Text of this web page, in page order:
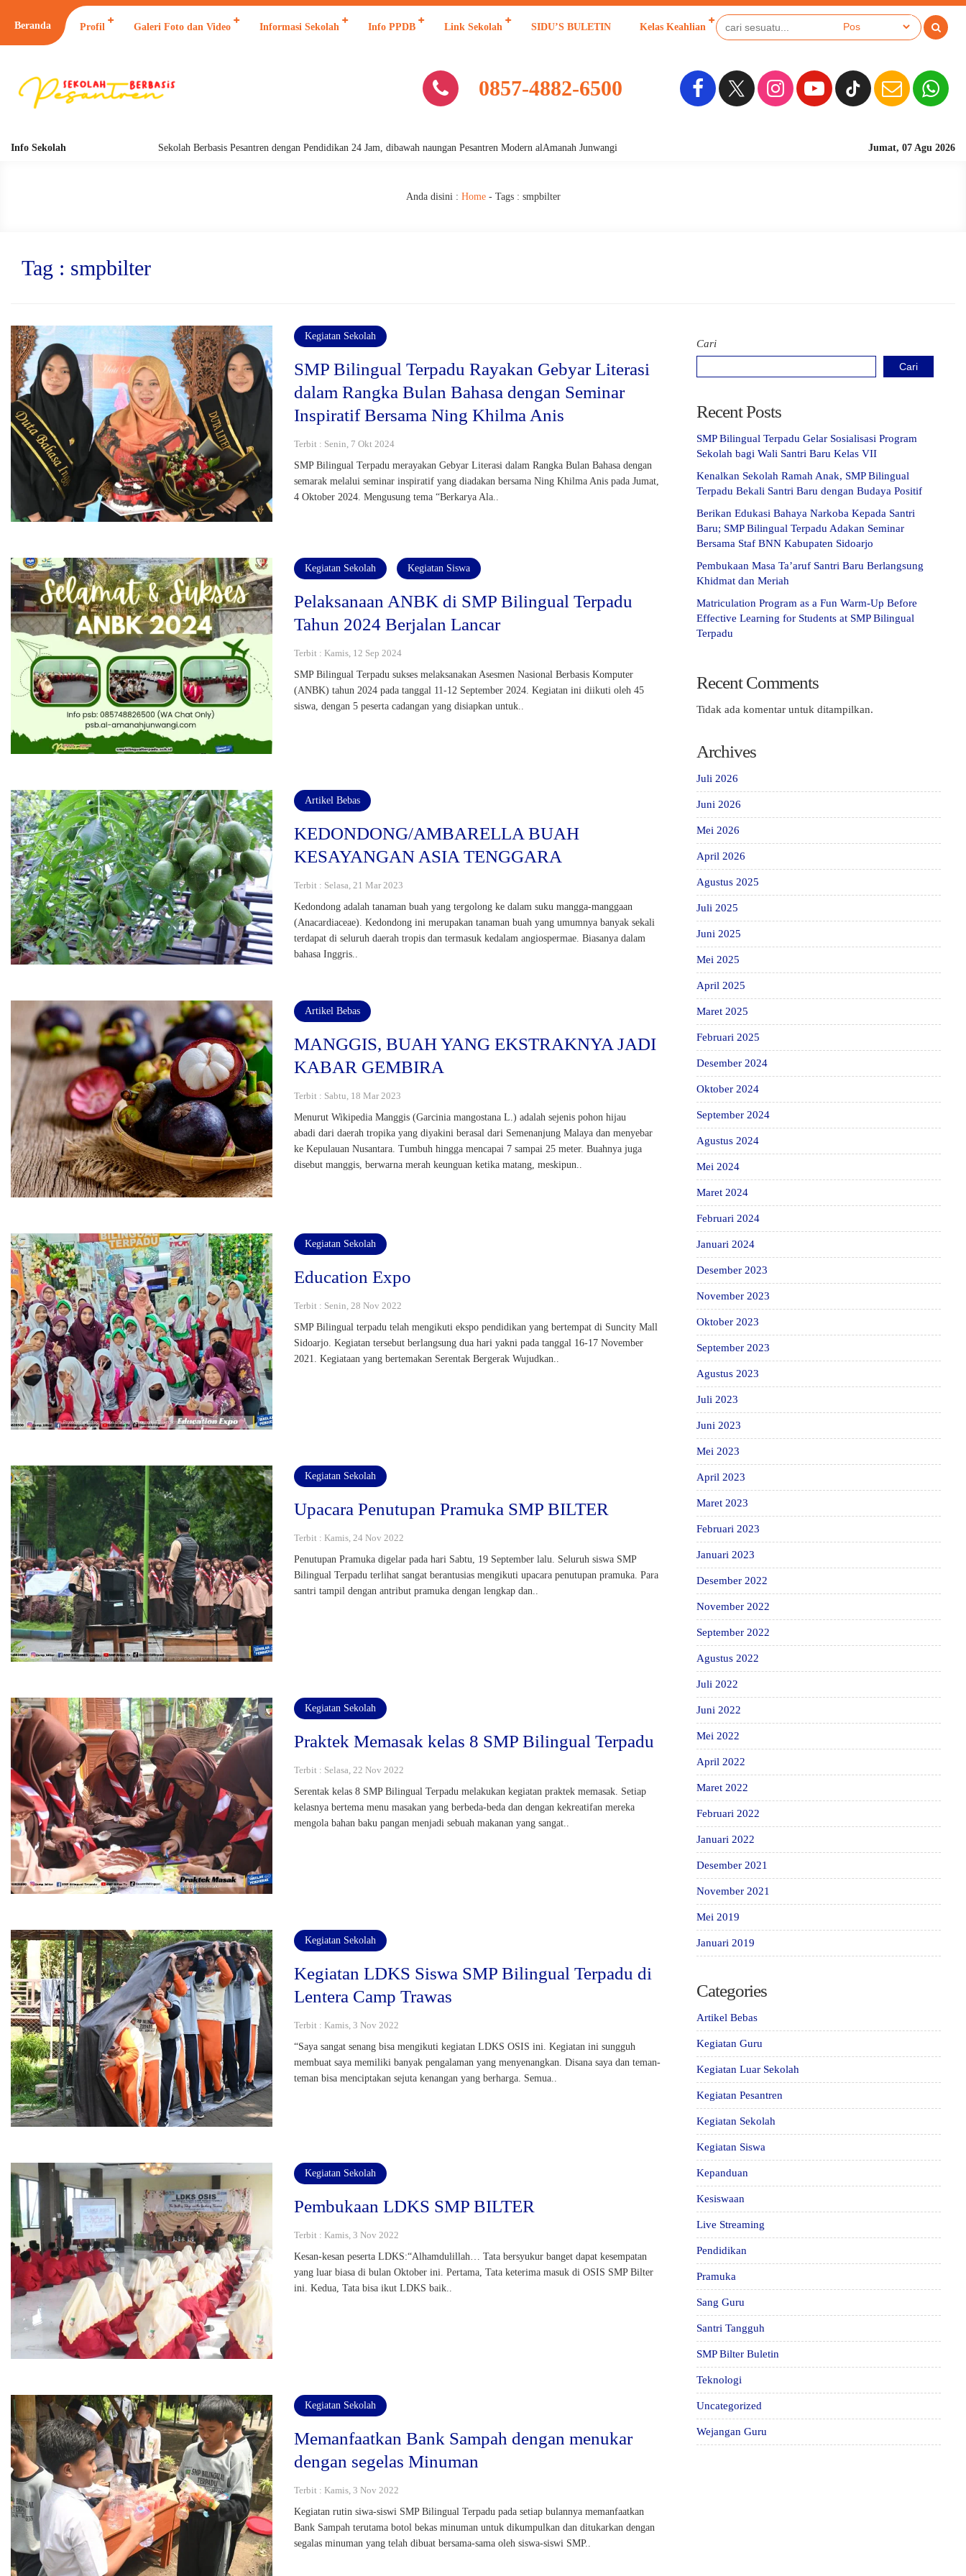
Beranda Profil Galeri Foto dan Video Informasi Sekolah Info PPDB Link Sekolah SIDU’S BULETIN Kelas Keahlian
0857-4882-6500
Info Sekolah Jumat, 07 Agu 2026
Sekolah Berbasis
Sekolah Berbasis Pesantren dengan Pendidikan 24 Jam, dibawah naungan Pesantren Modern alAmanah Junwangi
Anda disini : Home- Tags : smpbilter
Tag : smpbilter
Kegiatan Sekolah
SMP Bilingual Terpadu Rayakan Gebyar Literasi
dalam Rangka Bulan Bahasa dengan Seminar
Inspiratif Bersama Ning Khilma Anis
Terbit : Senin, 7 Okt 2024
SMP Bilingual Terpadu merayakan Gebyar Literasi dalam Rangka Bulan Bahasa dengan
semarak melalui seminar inspiratif yang diadakan bersama Ning Khilma Anis pada Jumat,
4 Oktober 2024. Mengusung tema “Berkarya Ala..
Kegiatan Sekolah Kegiatan Siswa
Pelaksanaan ANBK di SMP Bilingual Terpadu
Tahun 2024 Berjalan Lancar
Terbit : Kamis, 12 Sep 2024
SMP Bilingual Terpadu sukses melaksanakan Asesmen Nasional Berbasis Komputer
(ANBK) tahun 2024 pada tanggal 11-12 September 2024. Kegiatan ini diikuti oleh 45
siswa, dengan 5 peserta cadangan yang disiapkan untuk..
Artikel Bebas
KEDONDONG/AMBARELLA BUAH
KESAYANGAN ASIA TENGGARA
Terbit : Selasa, 21 Mar 2023
Kedondong adalah tanaman buah yang tergolong ke dalam suku mangga-manggaan
(Anacardiaceae). Kedondong ini merupakan tanaman buah yang umumnya banyak sekali
terdapat di seluruh daerah tropis dan termasuk kedalam angiospermae. Biasanya dalam
bahasa Inggris..
Artikel Bebas
MANGGIS, BUAH YANG EKSTRAKNYA JADI
KABAR GEMBIRA
Terbit : Sabtu, 18 Mar 2023
Menurut Wikipedia Manggis (Garcinia mangostana L.) adalah sejenis pohon hijau
abadi dari daerah tropika yang diyakini berasal dari Semenanjung Malaya dan menyebar
ke Kepulauan Nusantara. Tumbuh hingga mencapai 7 sampai 25 meter. Buahnya juga
disebut manggis, berwarna merah keunguan ketika matang, meskipun..
Kegiatan Sekolah
Education Expo
Terbit : Senin, 28 Nov 2022
SMP Bilingual terpadu telah mengikuti ekspo pendidikan yang bertempat di Suncity Mall
Sidoarjo. Kegiatan tersebut berlangsung dua hari yakni pada tanggal 16-17 November
2021. Kegiataan yang bertemakan Serentak Bergerak Wujudkan..
Kegiatan Sekolah
Upacara Penutupan Pramuka SMP BILTER
Terbit : Kamis, 24 Nov 2022
Penutupan Pramuka digelar pada hari Sabtu, 19 September lalu. Seluruh siswa SMP
Bilingual Terpadu terlihat sangat berantusias mengikuti upacara penutupan pramuka. Para
santri tampil dengan antribut pramuka dengan lengkap dan..
Kegiatan Sekolah
Praktek Memasak kelas 8 SMP Bilingual Terpadu
Terbit : Selasa, 22 Nov 2022
Serentak kelas 8 SMP Bilingual Terpadu melakukan kegiatan praktek memasak. Setiap
kelasnya bertema menu masakan yang berbeda-beda dan dengan kekreatifan mereka
mengola bahan baku pangan menjadi sebuah makanan yang sangat..
Kegiatan Sekolah
Kegiatan LDKS Siswa SMP Bilingual Terpadu di
Lentera Camp Trawas
Terbit : Kamis, 3 Nov 2022
“Saya sangat senang bisa mengikuti kegiatan LDKS OSIS ini. Kegiatan ini sungguh
membuat saya memiliki banyak pengalaman yang menyenangkan. Disana saya dan teman-
teman bisa menciptakan sejuta kenangan yang berharga. Semua..
Kegiatan Sekolah
Pembukaan LDKS SMP BILTER
Terbit : Kamis, 3 Nov 2022
Kesan-kesan peserta LDKS:“Alhamdulillah… Tata bersyukur banget dapat kesempatan
yang luar biasa di bulan Oktober ini. Pertama, Tata keterima masuk di OSIS SMP Bilter
ini. Kedua, Tata bisa ikut LDKS baik..
Kegiatan Sekolah
Memanfaatkan Bank Sampah dengan menukar
dengan segelas Minuman
Terbit : Kamis, 3 Nov 2022
Kegiatan rutin siwa-siswi SMP Bilingual Terpadu pada setiap bulannya memanfaatkan
Bank Sampah terutama botol bekas minuman untuk dikumpulkan dan ditukarkan dengan
segalas minuman yang telah dibuat bersama-sama oleh siswa-siswi SMP..
Cari
Cari
Recent Posts
SMP Bilingual Terpadu Gelar Sosialisasi Program
Sekolah bagi Wali Santri Baru Kelas VII
Kenalkan Sekolah Ramah Anak, SMP Bilingual
Terpadu Bekali Santri Baru dengan Budaya Positif
Berikan Edukasi Bahaya Narkoba Kepada Santri
Baru; SMP Bilingual Terpadu Adakan Seminar
Bersama Staf BNN Kabupaten Sidoarjo
Pembukaan Masa Ta’aruf Santri Baru Berlangsung
Khidmat dan Meriah
Matriculation Program as a Fun Warm-Up Before
Effective Learning for Students at SMP Bilingual
Terpadu
Recent Comments
Tidak ada komentar untuk ditampilkan.
Archives
Juli 2026
Juni 2026
Mei 2026
April 2026
Agustus 2025
Juli 2025
Juni 2025
Mei 2025
April 2025
Maret 2025
Februari 2025
Desember 2024
Oktober 2024
September 2024
Agustus 2024
Mei 2024
Maret 2024
Februari 2024
Januari 2024
Desember 2023
November 2023
Oktober 2023
September 2023
Agustus 2023
Juli 2023
Juni 2023
Mei 2023
April 2023
Maret 2023
Februari 2023
Januari 2023
Desember 2022
November 2022
September 2022
Agustus 2022
Juli 2022
Juni 2022
Mei 2022
April 2022
Maret 2022
Februari 2022
Januari 2022
Desember 2021
November 2021
Mei 2019
Januari 2019
Categories
Artikel Bebas
Kegiatan Guru
Kegiatan Luar Sekolah
Kegiatan Pesantren
Kegiatan Sekolah
Kegiatan Siswa
Kepanduan
Kesiswaan
Live Streaming
Pendidikan
Pramuka
Sang Guru
Santri Tangguh
SMP Bilter Buletin
Teknologi
Uncategorized
Wejangan Guru